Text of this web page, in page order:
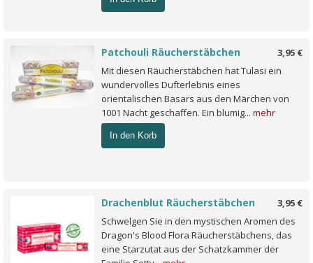
3,95 €
Patchouli Räucherstäbchen
Mit diesen Räucherstäbchen hat Tulasi ein
wundervolles Dufterlebnis eines
orientalischen Basars aus den Märchen von
1001 Nacht geschaffen. Ein blumig... mehr
In den Korb
3,95 €
Drachenblut Räucherstäbchen
Schwelgen Sie in den mystischen Aromen des
Dragon's Blood Flora Räucherstäbchens, das
eine Starzutat aus der Schatzkammer der